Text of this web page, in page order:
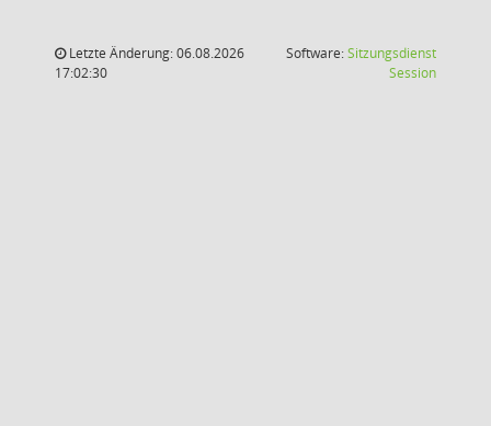
Letzte Änderung: 06.08.2026
17:02:30
Software:Sitzungsdienst
Session(Wird in